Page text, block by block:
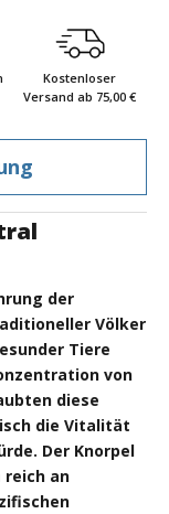
Kostenloser
Versand ab 75,00 €
der
Völker
Tiere
von
diese
die Vitalität
Der Knorpel
an